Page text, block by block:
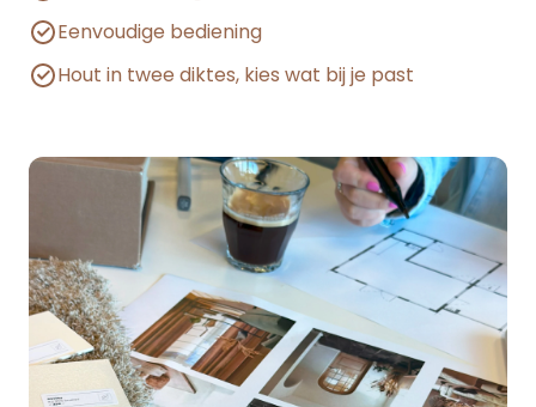
Eenvoudige bediening
Hout in twee diktes, kies wat bij je past